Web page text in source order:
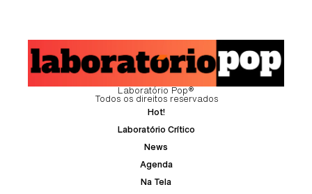
Laboratório Pop®
Todos os direitos reservados
Hot!
Laboratório Crítico
News
Agenda
Na Tela